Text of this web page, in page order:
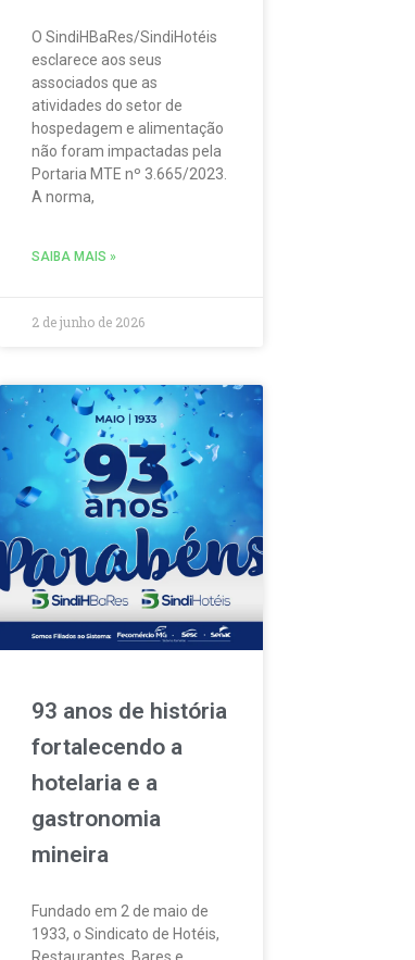
O SindiHBaRes/SindiHotéis
esclarece aos seus
associados que as
atividades do setor de
hospedagem e alimentação
não foram impactadas pela
Portaria MTE nº 3.665/2023.
A norma,
SAIBA MAIS »
2 de junho de 2026
93 anos de história
fortalecendo a
hotelaria e a
gastronomia
mineira
Fundado em 2 de maio de
1933, o Sindicato de Hotéis,